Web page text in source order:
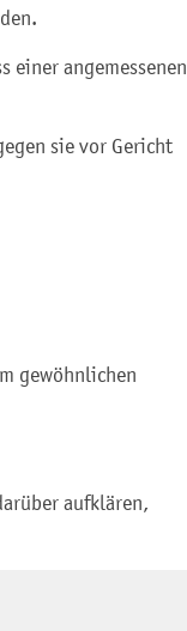
einer angemessenen
sie vor Gericht
gewöhnlichen
aufklären,